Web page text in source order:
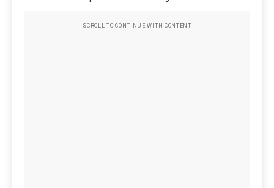
SCROLL TO CONTINUE WITH CONTENT